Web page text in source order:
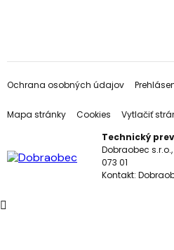
Ochrana osobných údajov
Mapa stránky Cookies
Vytlačiť
Technický
Dobraobec
073 01
Kontakt: